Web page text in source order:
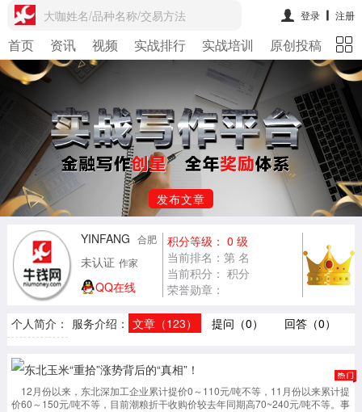
大咖姓名/品种名称/交易方法 登录 注册
首页 资讯 视频 实战排行 实战培训 原创投稿 期
发布文章
YINFANG 合肥
未认证 作家
QQ在线
积分等级： 0 级
当前排名：第 名
当前积分： 积分
荣誉勋章：
个人简介： 服务介绍： 文章（123） 提问（0） 回答（0）
东北玉米“重拾”涨势背后的“真相”！
12月份以来，东北深加工企业累计提价0～110元/吨不等，11月份以来累计提
价60～150元/吨不等，目前潮粮折干收购价较去年同期高70~240元/吨不等。事